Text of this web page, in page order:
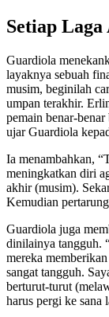
Setiap
Guardiola
layaknya sebuah
musim, beginilah
umpan terakhir.
pemain benar-
ujar Guardiola
Ia menambahkan,
meningkatkan diri
akhir (musim).
Kemudian
Guardiola juga
dinilainya tangguh.
mereka
sangat tangguh.
berturut-turut
harus pergi ke